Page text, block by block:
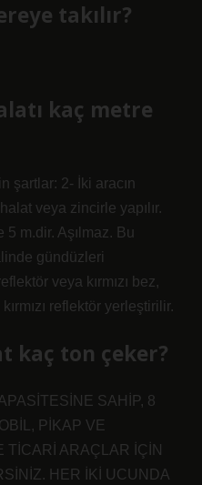
takılır?
kaç metre
şartlar: 2- İki aracın
veya zincirle yapılır.
5 m.dir. Aşılmaz. Bu
gündüzleri
veya kırmızı bez,
reflektör yerleştirilir.
kaç ton çeker?
SAHİP, 8
PİKAP VE
TİCARİ ARAÇLAR İÇİN
HER İKİ UCUNDA